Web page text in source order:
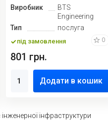
Виробник
BTS
Engineering
Тип
послуга
під замовлення 0
801 грн.
Додати в кошик
інфраструктури